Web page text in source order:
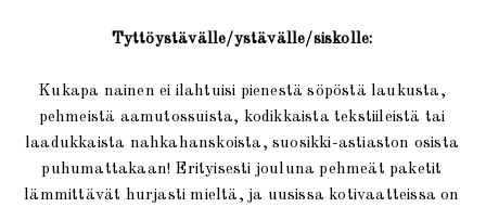
Tyttöystävälle/ystävälle/siskolle:
Kukapa nainen ei ilahtuisi pienestä söpöstä laukusta,
pehmeistä aamutossuista, kodikkaista tekstiileistä tai
laadukkaista nahkahanskoista, suosikki-astiaston osista
puhumattakaan! Erityisesti jouluna pehmeät paketit
lämmittävät hurjasti mieltä, ja uusissa kotivaatteissa on